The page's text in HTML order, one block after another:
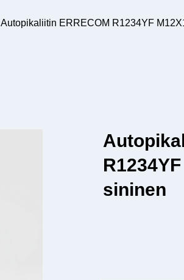
Autopikaliitin ERRECOM R1234YF
sininen